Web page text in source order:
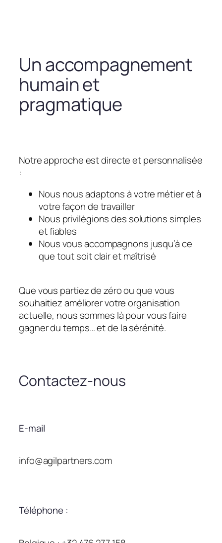
Un accompagnement
humain et
pragmatique
Notre approche est directe et personnalisée
:
Nous nous adaptons à votre métier et à
votre façon de travailler
Nous privilégions des solutions simples
et fiables
Nous vous accompagnons jusqu’à ce
que tout soit clair et maîtrisé
Que vous partiez de zéro ou que vous
souhaitiez améliorer votre organisation
actuelle, nous sommes là pour vous faire
gagner du temps… et de la sérénité.
Contactez-nous
E-mail
info@agilpartners.com
Téléphone :